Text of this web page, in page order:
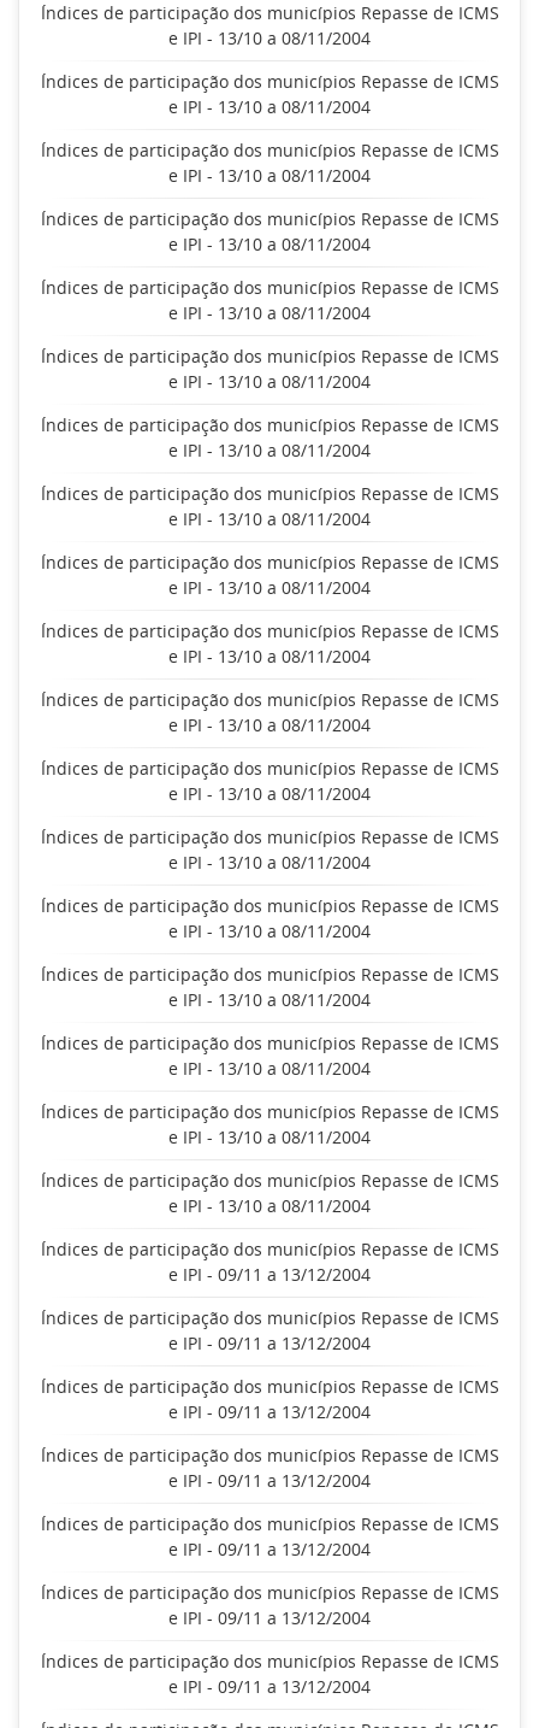
Índices de participação dos municípios Repasse de ICMS
e IPI - 13/10 a 08/11/2004
Índices de participação dos municípios Repasse de ICMS
e IPI - 13/10 a 08/11/2004
Índices de participação dos municípios Repasse de ICMS
e IPI - 13/10 a 08/11/2004
Índices de participação dos municípios Repasse de ICMS
e IPI - 13/10 a 08/11/2004
Índices de participação dos municípios Repasse de ICMS
e IPI - 13/10 a 08/11/2004
Índices de participação dos municípios Repasse de ICMS
e IPI - 13/10 a 08/11/2004
Índices de participação dos municípios Repasse de ICMS
e IPI - 13/10 a 08/11/2004
Índices de participação dos municípios Repasse de ICMS
e IPI - 13/10 a 08/11/2004
Índices de participação dos municípios Repasse de ICMS
e IPI - 13/10 a 08/11/2004
Índices de participação dos municípios Repasse de ICMS
e IPI - 13/10 a 08/11/2004
Índices de participação dos municípios Repasse de ICMS
e IPI - 13/10 a 08/11/2004
Índices de participação dos municípios Repasse de ICMS
e IPI - 13/10 a 08/11/2004
Índices de participação dos municípios Repasse de ICMS
e IPI - 13/10 a 08/11/2004
Índices de participação dos municípios Repasse de ICMS
e IPI - 13/10 a 08/11/2004
Índices de participação dos municípios Repasse de ICMS
e IPI - 13/10 a 08/11/2004
Índices de participação dos municípios Repasse de ICMS
e IPI - 13/10 a 08/11/2004
Índices de participação dos municípios Repasse de ICMS
e IPI - 13/10 a 08/11/2004
Índices de participação dos municípios Repasse de ICMS
e IPI - 13/10 a 08/11/2004
Índices de participação dos municípios Repasse de ICMS
e IPI - 09/11 a 13/12/2004
Índices de participação dos municípios Repasse de ICMS
e IPI - 09/11 a 13/12/2004
Índices de participação dos municípios Repasse de ICMS
e IPI - 09/11 a 13/12/2004
Índices de participação dos municípios Repasse de ICMS
e IPI - 09/11 a 13/12/2004
Índices de participação dos municípios Repasse de ICMS
e IPI - 09/11 a 13/12/2004
Índices de participação dos municípios Repasse de ICMS
e IPI - 09/11 a 13/12/2004
Índices de participação dos municípios Repasse de ICMS
e IPI - 09/11 a 13/12/2004